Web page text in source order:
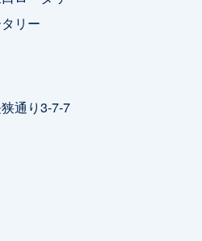
リー
通り3-7-7